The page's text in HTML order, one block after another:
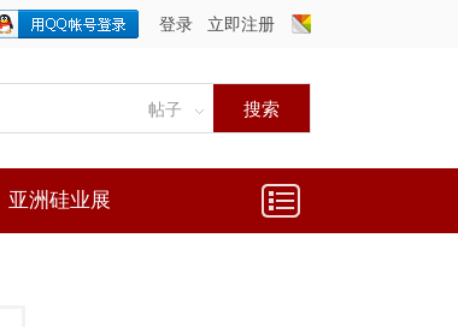
登录
立即注册
帖子 搜索
亚洲硅业展